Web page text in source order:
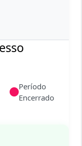
Período
Encerrado